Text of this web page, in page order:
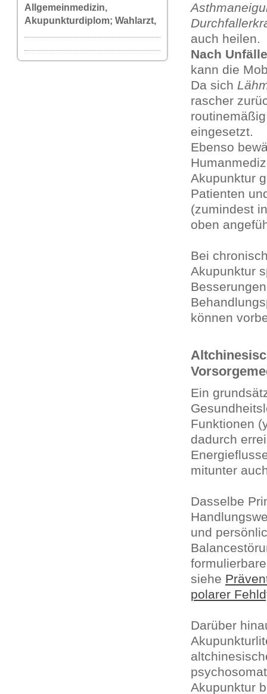
Allgemeinmedizin,
Akupunkturdiplom; Wahlarzt,
auch heilen.
Nach
kann die
Da sich
rascher
eingesetzt.
Ebenso
Akupunktur
Patienten
(zumindest
oben
Bei
Akupunktur
können
Ein
Funktionen
dadurch
mitunter
Dasselbe
und
siehe
polarer
Darüber
Akupunktur